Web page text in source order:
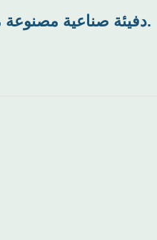
دفيئة صناعية مصنوعة من البولي كربونات على شكل نفق بلاستيكي، مناسبة لزراعة الفطر الصالح للأكل.